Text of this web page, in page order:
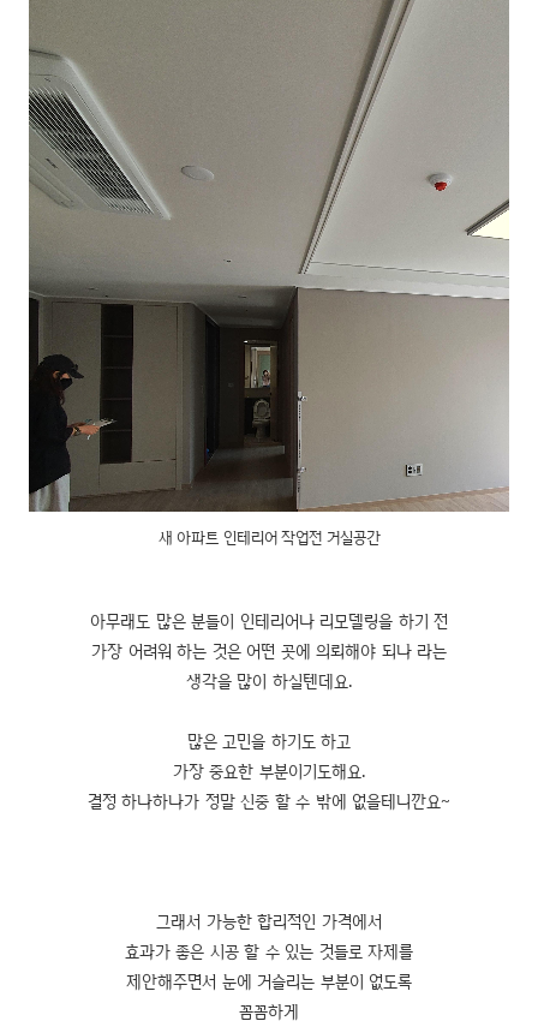
새 아파트 인테리어 작업전 거실공간
아무래도 많은 분들이 인테리어나 리모델링을 하기 전
가장 어려워 하는 것은 어떤 곳에 의뢰해야 되나 라는
생각을 많이 하실텐데요.
많은 고민을 하기도 하고
가장 중요한 부분이기도해요.
결정 하나하나가 정말 신중 할 수 밖에 없을테니깐요~
그래서 가능한 합리적인 가격에서
효과가 좋은 시공 할 수 있는 것들로 자제를
제안해주면서 눈에 거슬리는 부분이 없도록
꼼꼼하게